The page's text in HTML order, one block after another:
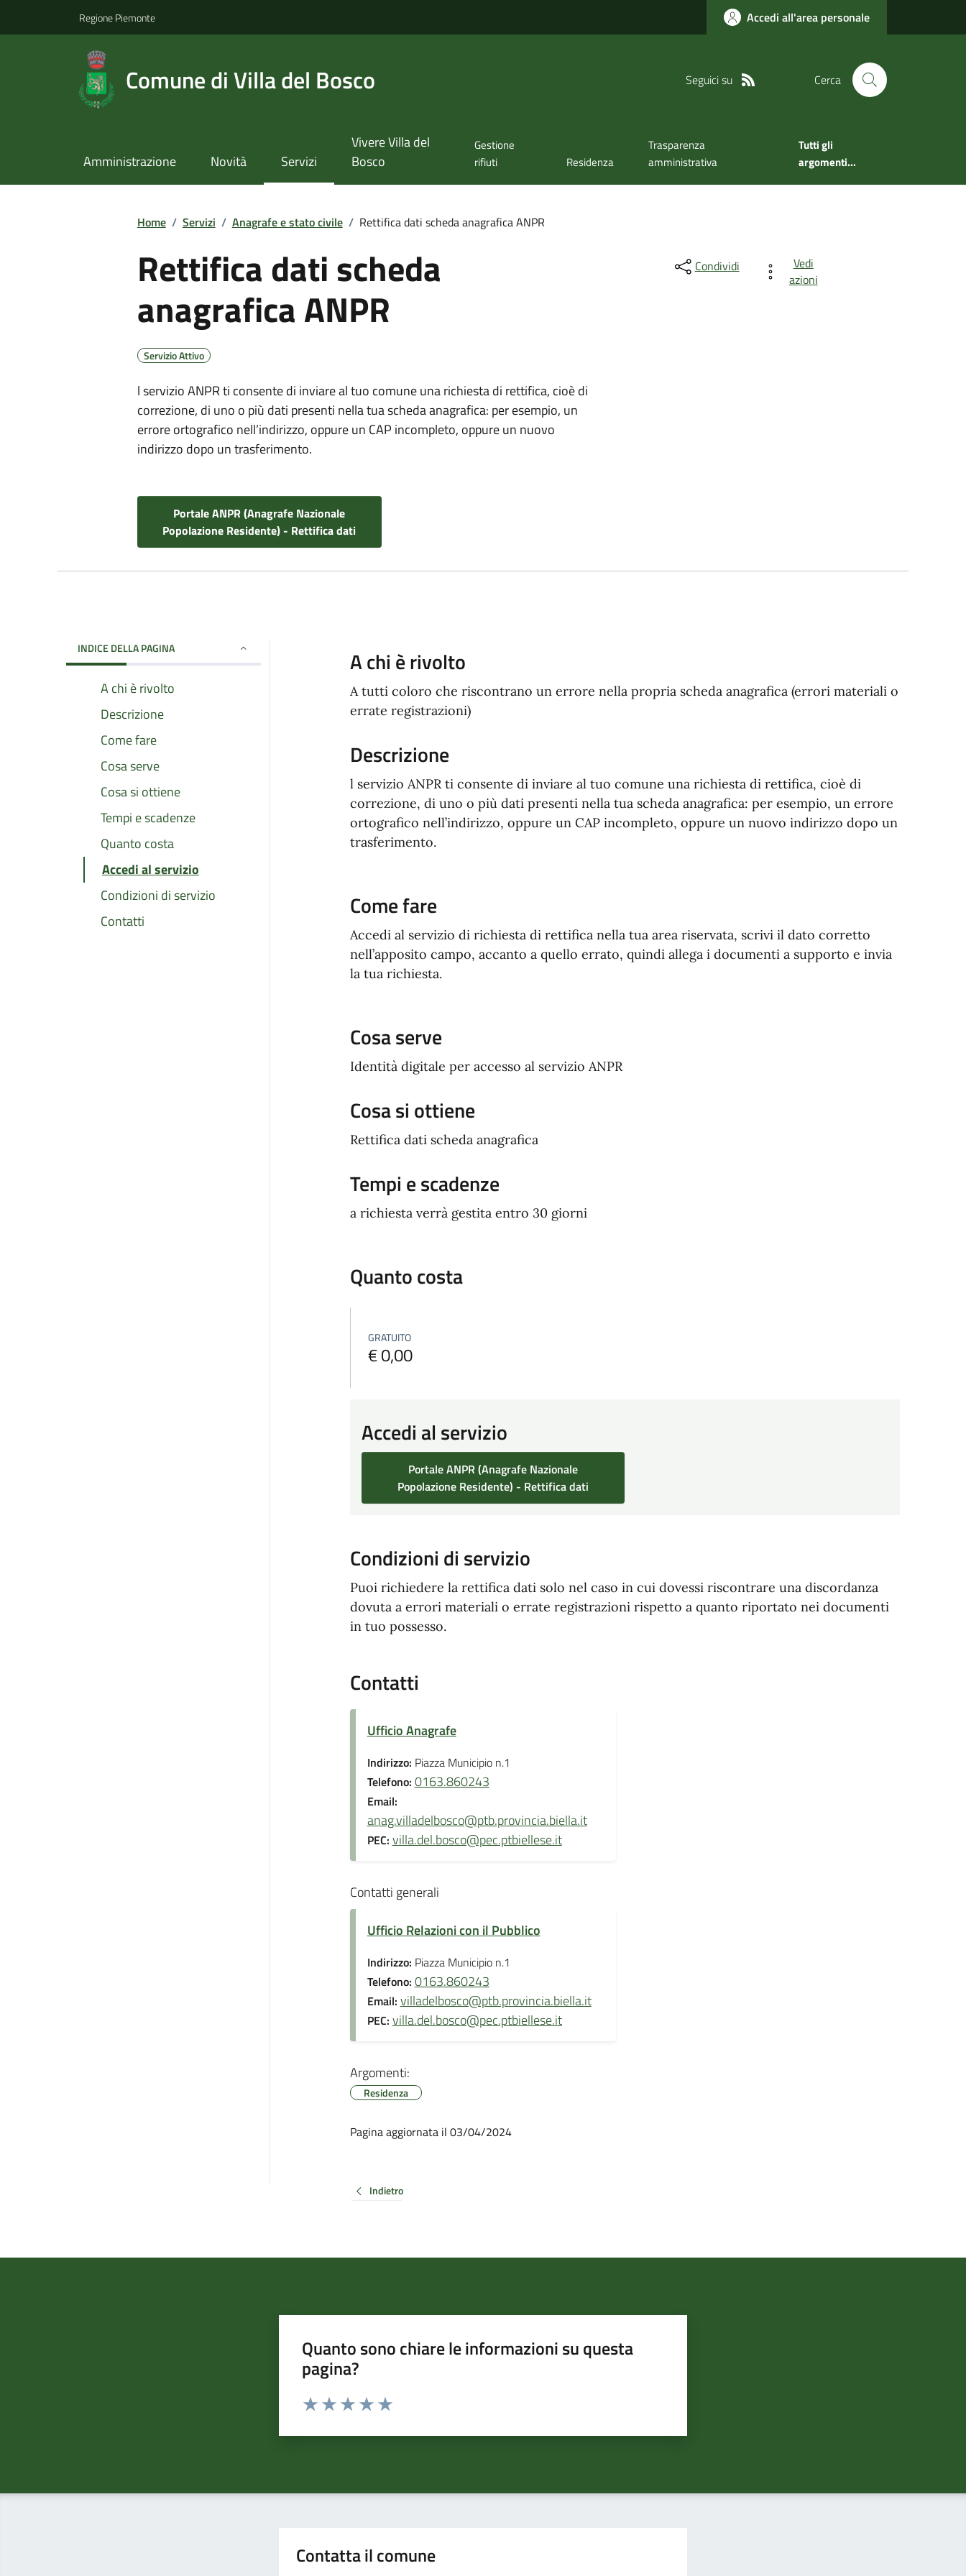
Regione Piemonte Accedi all'area personale
Comune di Villa del Bosco Seguici su Cerca
Amministrazione Novità Servizi
Vivere Villa del
Bosco
Gestione
rifiuti
Residenza
Trasparenza
amministrativa
Tutti gli
argomenti...
Home / Servizi / Anagrafe e stato civile / Rettifica dati scheda anagrafica ANPR
Rettifica dati scheda
anagrafica ANPR
Servizio Attivo
l servizio ANPR ti consente di inviare al tuo comune una richiesta di rettifica, cioè di
correzione, di uno o più dati presenti nella tua scheda anagrafica: per esempio, un
errore ortografico nell’indirizzo, oppure un CAP incompleto, oppure un nuovo
indirizzo dopo un trasferimento.
Portale ANPR (Anagrafe Nazionale
Popolazione Residente) - Rettifica dati
Condividi
Vedi
azioni
INDICE DELLA PAGINA
A chi è rivolto
Descrizione
Come fare
Cosa serve
Cosa si ottiene
Tempi e scadenze
Quanto costa
Accedi al servizio
Condizioni di servizio
Contatti
A chi è rivolto
A tutti coloro che riscontrano un errore nella propria scheda anagrafica (errori materiali o
errate registrazioni)
Descrizione
l servizio ANPR ti consente di inviare al tuo comune una richiesta di rettifica, cioè di
correzione, di uno o più dati presenti nella tua scheda anagrafica: per esempio, un errore
ortografico nell’indirizzo, oppure un CAP incompleto, oppure un nuovo indirizzo dopo un
trasferimento.
Come fare
Accedi al servizio di richiesta di rettifica nella tua area riservata, scrivi il dato corretto
nell’apposito campo, accanto a quello errato, quindi allega i documenti a supporto e invia
la tua richiesta.
Cosa serve
Identità digitale per accesso al servizio ANPR
Cosa si ottiene
Rettifica dati scheda anagrafica
Tempi e scadenze
a richiesta verrà gestita entro 30 giorni
Quanto costa
GRATUITO
€ 0,00
Accedi al servizio
Portale ANPR (Anagrafe Nazionale
Popolazione Residente) - Rettifica dati
Condizioni di servizio
Puoi richiedere la rettifica dati solo nel caso in cui dovessi riscontrare una discordanza
dovuta a errori materiali o errate registrazioni rispetto a quanto riportato nei documenti
in tuo possesso.
Contatti
Ufficio Anagrafe
Indirizzo: Piazza Municipio n.1
Telefono: 0163.860243
Email:
anag.villadelbosco@ptb.provincia.biella.it
PEC: villa.del.bosco@pec.ptbiellese.it
Contatti generali
Ufficio Relazioni con il Pubblico
Indirizzo: Piazza Municipio n.1
Telefono: 0163.860243
Email: villadelbosco@ptb.provincia.biella.it
PEC: villa.del.bosco@pec.ptbiellese.it
Argomenti:
Residenza
Pagina aggiornata il 03/04/2024
Indietro
Quanto sono chiare le informazioni su questa
pagina?
Valuta da 1 a 5 stelle la pagina
Contatta il comune